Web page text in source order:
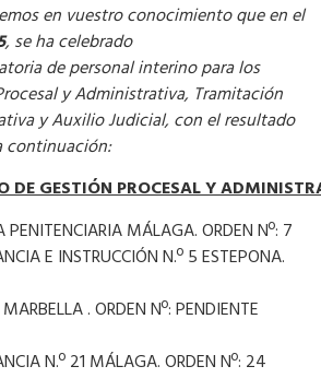
en vuestro conocimiento que en el
, se ha celebrado
de personal interino para los
y Administrativa, Tramitación
y Auxilio Judicial, con el resultado
continuación:
DEGESTIÓNPROCESALYA
MÁLAGA. ORDEN Nº: 7
E INSTRUCCIÓN N.º 5 ESTEPONA.
. ORDEN Nº: PENDIENTE
N.º 21 MÁLAGA. ORDEN Nº: 24